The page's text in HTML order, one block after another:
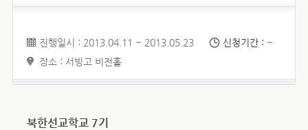
진행일시 : 2013.04.11 ~ 2013.05.23 신청기간 : ~
장소 : 서빙고 비전홀
북한선교학교 7기